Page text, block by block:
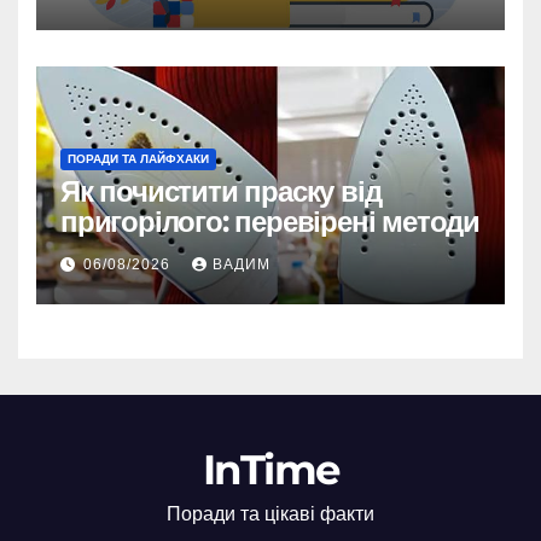
ПОРАДИ ТА ЛАЙФХАКИ
Як почистити праску від
пригорілого: перевірені методи
06/08/2026 ВАДИМ
InTime
Поради та цікаві факти